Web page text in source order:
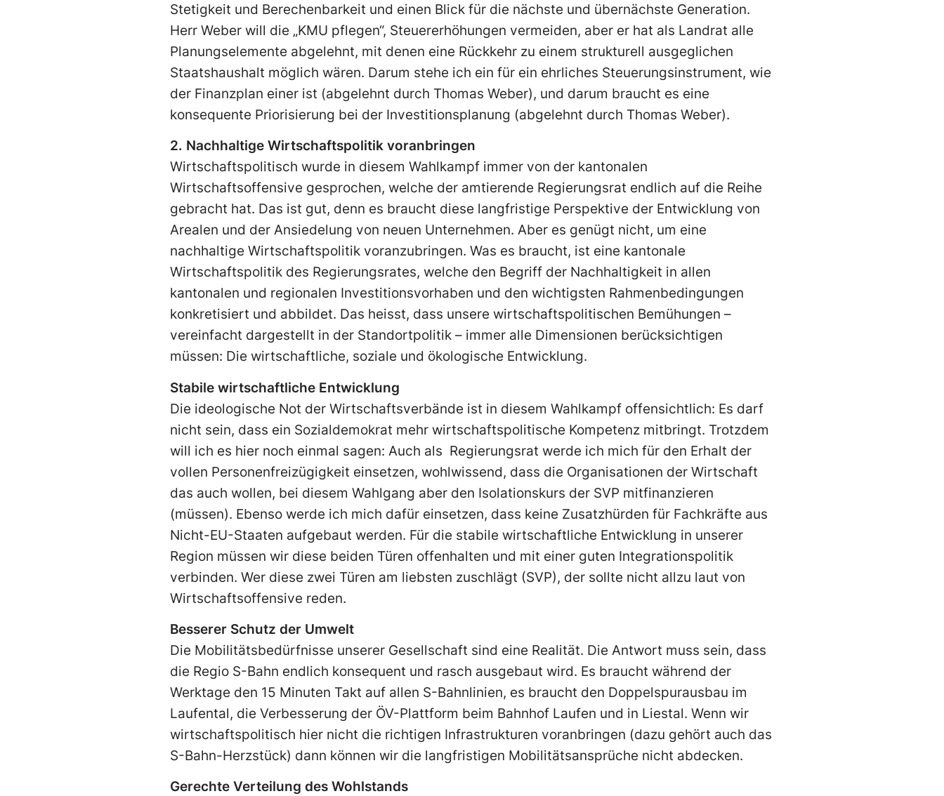
Stetigkeit und Berechen­barkeit und einen Blick für die nächste und übernächste Generation.
Herr Weber will die „KMU pfle­gen“, Steuererhöhungen vermeiden, aber er hat als Landrat alle
Planungselemente abgelehnt, mit denen eine Rückkehr zu einem strukturell ausgeglichen
Staatshaushalt möglich wären. Darum stehe ich ein für ein ehrliches Steuerungsinstrument, wie
der Finanzplan einer ist (abgelehnt durch Thomas Weber), und darum braucht es eine
konsequente Priorisierung bei der Investitionsplanung (abgelehnt durch Thomas Weber).
2. Nachhaltige Wirtschaftspolitik voranbringen
Wirtschaftspolitisch wurde in diesem Wahlkampf immer von der kantonalen
Wirtschaftsoffensive gesprochen, welche der amtierende Regierungsrat endlich auf die Reihe
gebracht hat. Das ist gut, denn es braucht diese langfristige Perspektive der Entwick­lung von
Arealen und der Ansiedelung von neuen Unter­nehmen. Aber es genügt nicht, um eine
nachhaltige Wirt­schaftspolitik voranzubringen. Was es braucht, ist eine kan­tonale
Wirtschaftspolitik des Regierungsrates, welche den Begriff der Nachhaltigkeit in allen
kantonalen und regi­ona­len Investitionsvorhaben und den wichtigsten Rahmen­be­dingungen
konkretisiert und abbildet. Das heisst, dass un­sere wirtschaftspolitischen Bemühungen –
verein­facht dargestellt in der Standortpolitik – immer alle Dimensionen berücksichtigen
müssen: Die wirt­schaftli­che, soziale und ökologische Entwicklung.
Stabile wirtschaftliche Entwicklung
Die ideologische Not der Wirtschaftsverbände ist in diesem Wahlkampf offensichtlich: Es darf
nicht sein, dass ein Sozialdemokrat mehr wirtschafts­politische Kompetenz mitbringt. Trotzdem
will ich es hier noch einmal sagen: Auch als Regierungsrat werde ich mich für den Erhalt der
vollen Personen­freizügigkeit einsetzen, wohlwis­send, dass die Organisationen der Wirtschaft
das auch wollen, bei diesem Wahlgang aber den Isolations­kurs der SVP mitfinanzieren
(müssen). Ebenso werde ich mich dafür einsetzen, dass keine Zusatzhürden für Fachkräfte aus
Nicht-EU-Staaten aufgebaut werden. Für die stabile wirtschaftliche Entwicklung in unserer
Region müssen wir diese beiden Türen offenhalten und mit einer guten Integrationspolitik
verbinden. Wer diese zwei Türen am liebsten zuschlägt (SVP), der sollte nicht allzu laut von
Wirt­schaftsoffensive reden.
Besserer Schutz der Umwelt
Die Mobilitätsbedürfnisse unserer Gesellschaft sind eine Realität. Die Antwort muss sein, dass
die Regio S-Bahn endlich konsequent und rasch ausgebaut wird. Es braucht während der
Werktage den 15 Minuten Takt auf allen S-Bahnlinien, es braucht den Doppelspurausbau im
Laufental, die Ver­besserung der ÖV-Plattform beim Bahnhof Laufen und in Liestal. Wenn wir
wirtschaftspolitisch hier nicht die richtigen Infrastrukturen voranbringen (dazu gehört auch das
S-Bahn-Herzstück) dann kön­nen wir die langfristigen Mobilitätsansprüche nicht abdecken.
Gerechte Verteilung des Wohlstands